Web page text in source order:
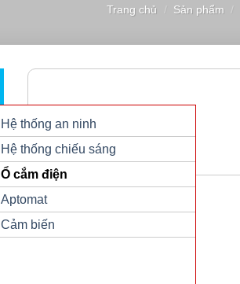
Trang chủ / Sản phẩm /
Hệ thống an ninh
Hệ thống chiếu sáng
Ổ cắm điện
Aptomat
Cảm biến
Giá: